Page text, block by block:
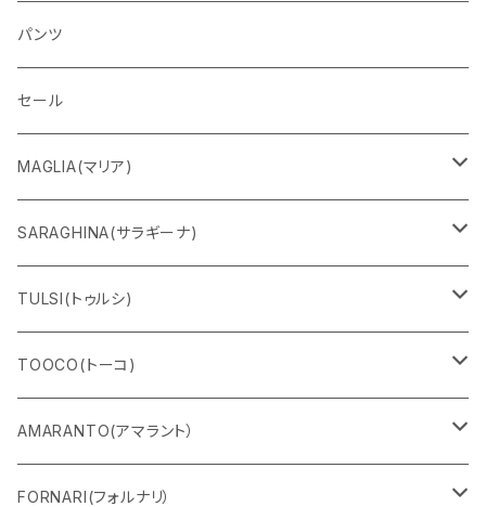
パンツ
セール
MAGLIA(マリア)
Ｔシャツ
スウェット
ロングＴシャツ
パンツ
フーディー
SARAGHINA(サラギーナ)
サングラス
メガネフレーム
マスク
TULSI(トゥルシ)
ブレスレット
リング
ベルト
TOOCO(トーコ)
シャルパベスト
水着
AMARANTO(アマラント）
セーター
FORNARI(フォルナリ）